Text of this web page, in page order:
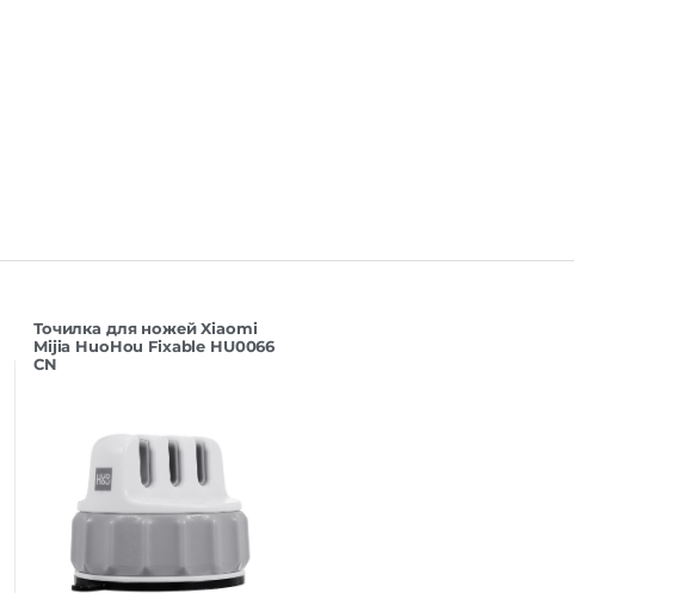
Точилка для ножей Xiaomi
Mijia HuoHou Fixable HU0066
CN